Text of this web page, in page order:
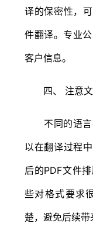
译的保密性，
件翻译。专业
客户信息。
四、 注意文
不同的语言
以在翻译过程
后的PDF文件
些对格式要求
楚，避免后续带